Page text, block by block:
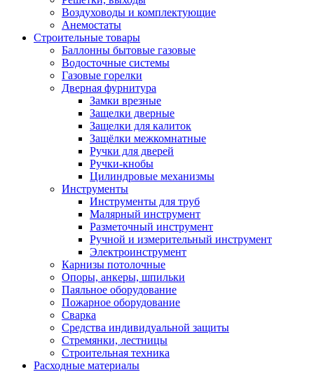
Воздуховоды и комплектующие
Анемостаты
Строительные товары
Баллонны бытовые газовые
Водосточные системы
Газовые горелки
Дверная фурнитура
Замки врезные
Защелки дверные
Защелки для калиток
Защёлки межкомнатные
Ручки для дверей
Ручки-кнобы
Цилиндровые механизмы
Инструменты
Инструменты для труб
Малярный инструмент
Разметочный инструмент
Ручной и измерительный инструмент
Электроинструмент
Карнизы потолочные
Опоры, анкеры, шпильки
Паяльное оборудование
Пожарное оборудование
Сварка
Средства индивидуальной защиты
Стремянки, лестницы
Строительная техника
Расходные материалы